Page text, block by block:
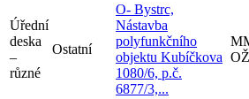
Úřední
deska
–
různé
Ostatní
O- Bystrc,
Nástavba
polyfunkčního
objektu Kubíčkova
1080/6, p.č.
6877/3,...